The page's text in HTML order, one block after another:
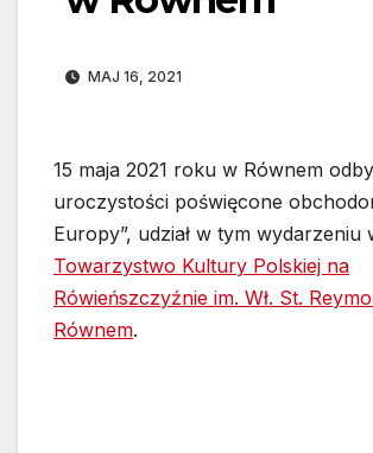
MAJ 16, 2021
15 maja 2021 roku w Równem
uroczystości poświęcone
Europy”, udział w tym wydarzeniu
Towarzystwo Kultury Polskiej na
Rówieńszczyźnie im. Wł. St.
Równem.